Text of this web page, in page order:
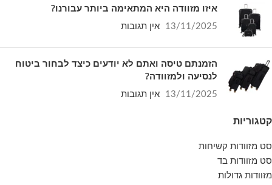
איזו מזוודה היא המתאימה ביותר עבורנו?
13/11/2025 אין תגובות
הזמנתם טיסה ואתם לא יודעים כיצד לבחור ביטוח
לנסיעה ולמזוודה?
13/11/2025 אין תגובות
קטגוריות
סט מזוודות קשיחות
סט מזוודות בד
מזוודות גדולות